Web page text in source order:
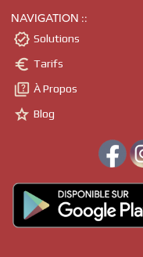
NAVIGATION ::
 Solutions
 Tarifs
 À Propos
 Blog